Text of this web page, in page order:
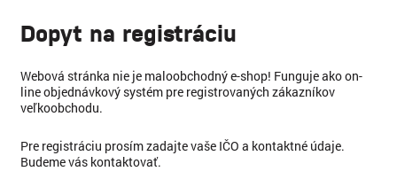
Dopyt na registráciu
Webová stránka nie je maloobchodný e-shop! Funguje ako on-
line objednávkový systém pre registrovaných zákazníkov
veľkoobchodu.
Pre registráciu prosím zadajte vaše IČO a kontaktné údaje.
Budeme vás kontaktovať.